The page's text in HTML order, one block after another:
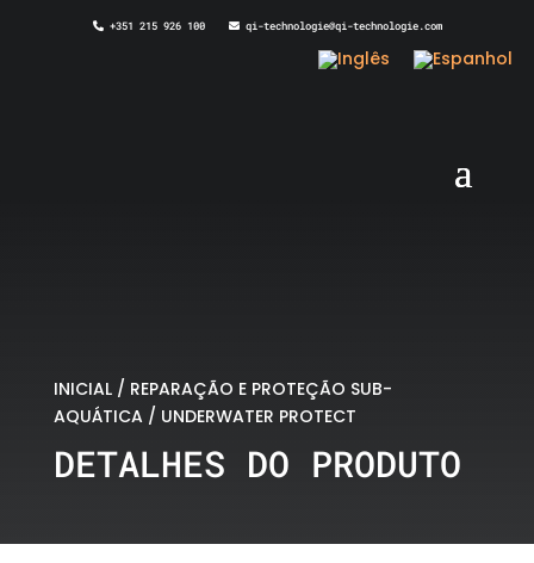
+351 215 926 100 qi-technologie@qi-technologie.com
INICIAL/ REPARAÇÃO E PROTEÇÃO SUB-
AQUÁTICA/ UNDERWATER PROTECT
DETALHES DO PRODUTO